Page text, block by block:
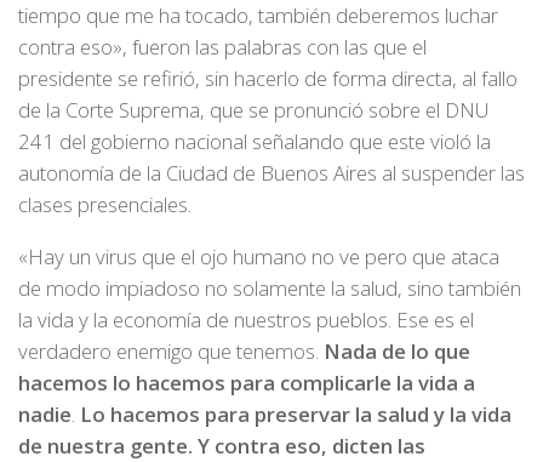
tiempo que me ha tocado, también deberemos luchar
contra eso», fueron las palabras con las que el
presidente se refirió, sin hacerlo de forma directa, al fallo
de la Corte Suprema, que se pronunció sobre el DNU
241 del gobierno nacional señalando que este violó la
autonomía de la Ciudad de Buenos Aires al suspender las
clases presenciales.
«Hay un virus que el ojo humano no ve pero que ataca
de modo impiadoso no solamente la salud, sino también
la vida y la economía de nuestros pueblos. Ese es el
verdadero enemigo que tenemos. Nada de lo que
hacemos lo hacemos para complicarle la vida a
nadie. Lo hacemos para preservar la salud y la vida
de nuestra gente. Y contra eso, dicten las